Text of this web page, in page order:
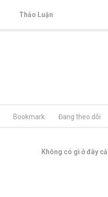
Thảo Luận
Bookmark Đang theo dõi
Không có gì ở đây cả